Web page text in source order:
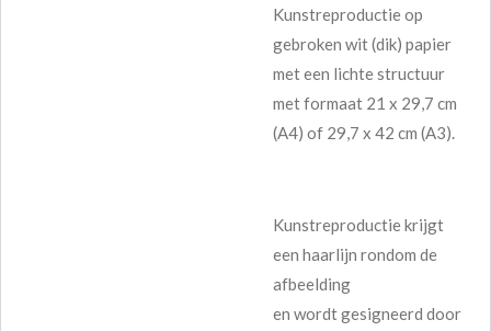
Kunstreproductie op
gebroken wit (dik) papier
met een lichte structuur
met formaat 21 x 29,7 cm
(A4) of 29,7 x 42 cm (A3).
Kunstreproductie krijgt
een haarlijn rondom de
afbeelding
en wordt gesigneerd door